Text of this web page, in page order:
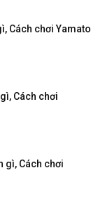
Cách chơi Yamato
Cách chơi
gì, Cách chơi